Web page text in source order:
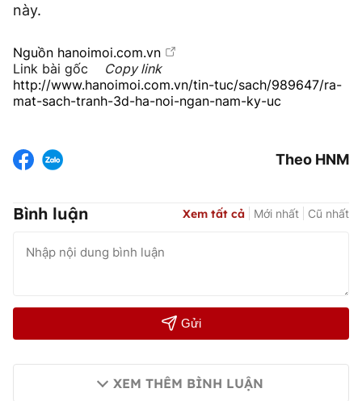
này.
Nguồn hanoimoi.com.vn
Link bài gốc
Copy link
http://www.hanoimoi.com.vn/tin-tuc/sach/989647/ra-
mat-sach-tranh-3d-ha-noi-ngan-nam-ky-uc
Theo HNM
Bình luận Xem tất cả Mới nhất Cũ nhất
Gửi
XEM THÊM BÌNH LUẬN